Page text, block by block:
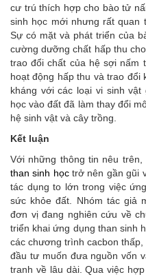
cư trú thích hợp cho bào tử
sinh học mới nhưng rất quan
Sự có mặt và phát triển của
cường dưỡng chất hấp thu
trao đổi chất của hệ sợi nấm
hoạt động hấp thu và trao đổi
kháng với các loại vi sinh
học vào đất đã làm thay đổi
hệ sinh vật và cây trồng.
Kết luận
Với những thông tin nêu
than sinh họctrở nên gần gũi
tác dụng to lớn trong việc
sức khỏe đất. Nhóm tác giả
đơn vị đang nghiên cứu về
triển khai ứng dụng than sinh
các chương trình cacbon
đầu tư muốn đưa nguồn vốn
tranh về lâu dài. Qua việc